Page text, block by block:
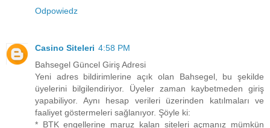
Odpowiedz
Casino Siteleri 4:58 PM
Bahsegel Güncel Giriş Adresi
Yeni adres bildirimlerine açık olan Bahsegel, bu şekilde
üyelerini bilgilendiriyor. Üyeler zaman kaybetmeden giriş
yapabiliyor. Aynı hesap verileri üzerinden katılmaları ve
faaliyet göstermeleri sağlanıyor. Şöyle ki:
* BTK engellerine maruz kalan siteleri açmanız mümkün